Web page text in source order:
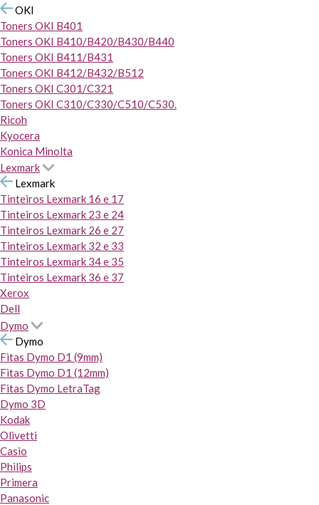
OKI
Toners OKI B401
Toners OKI B410/B420/B430/B440
Toners OKI B411/B431
Toners OKI B412/B432/B512
Toners OKI C301/C321
Toners OKI C310/C330/C510/C530.
Ricoh
Kyocera
Konica Minolta
Lexmark
Lexmark
Tinteiros Lexmark 16 e 17
Tinteiros Lexmark 23 e 24
Tinteiros Lexmark 26 e 27
Tinteiros Lexmark 32 e 33
Tinteiros Lexmark 34 e 35
Tinteiros Lexmark 36 e 37
Xerox
Dell
Dymo
Dymo
Fitas Dymo D1 (9mm)
Fitas Dymo D1 (12mm)
Fitas Dymo LetraTag
Dymo 3D
Kodak
Olivetti
Casio
Philips
Primera
Panasonic